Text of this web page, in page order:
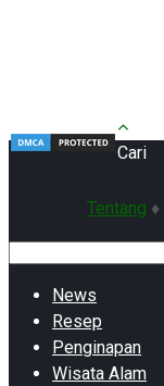
Tentang ♦
Cari
News
Resep
Penginapan
Wisata Alam